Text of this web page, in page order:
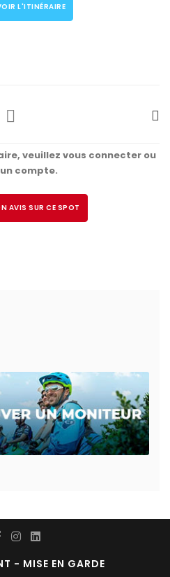
L'ITINÉRAIRE
veuillez vous connecter ou
compte.
AVIS SUR CE SPOT
- MISE EN GARDE